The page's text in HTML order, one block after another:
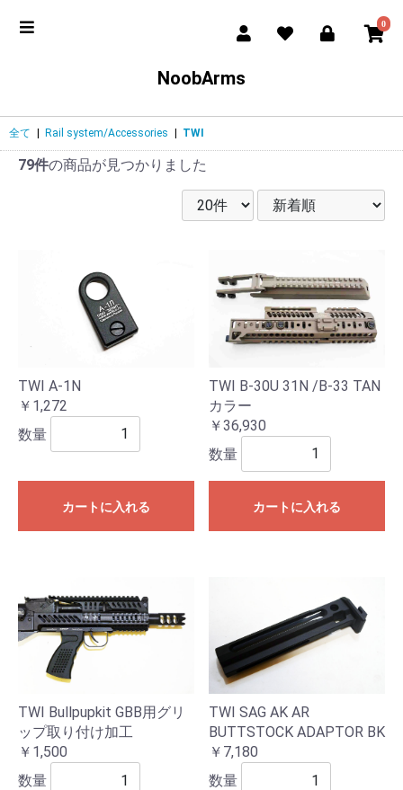
0
NoobArms
全て Rail system/Accessories TWI
79件の商品が見つかりました
TWI A-1N
￥1,272
数量
カートに入れる
TWI B-30U 31N /B-33 TAN
カラー
￥36,930
数量
カートに入れる
TWI Bullpupkit GBB用グリ
ップ取り付け加工
￥1,500
数量
TWI SAG AK AR
BUTTSTOCK ADAPTOR BK
￥7,180
数量